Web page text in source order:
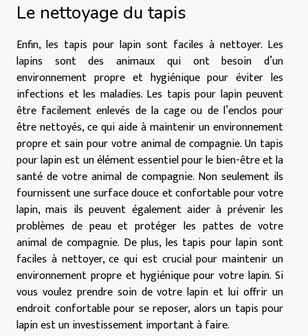
Le nettoyage du tapis
Enfin, les tapis pour lapin sont faciles à nettoyer. Les
lapins sont des animaux qui ont besoin d’un
environnement propre et hygiénique pour éviter les
infections et les maladies. Les tapis pour lapin peuvent
être facilement enlevés de la cage ou de l’enclos pour
être nettoyés, ce qui aide à maintenir un environnement
propre et sain pour votre animal de compagnie. Un tapis
pour lapin est un élément essentiel pour le bien-être et la
santé de votre animal de compagnie. Non seulement ils
fournissent une surface douce et confortable pour votre
lapin, mais ils peuvent également aider à prévenir les
problèmes de peau et protéger les pattes de votre
animal de compagnie. De plus, les tapis pour lapin sont
faciles à nettoyer, ce qui est crucial pour maintenir un
environnement propre et hygiénique pour votre lapin. Si
vous voulez prendre soin de votre lapin et lui offrir un
endroit confortable pour se reposer, alors un tapis pour
lapin est un investissement important à faire.